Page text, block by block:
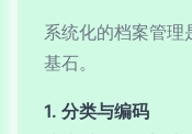
系统化的档案管理
基石。
1. 分类与编码